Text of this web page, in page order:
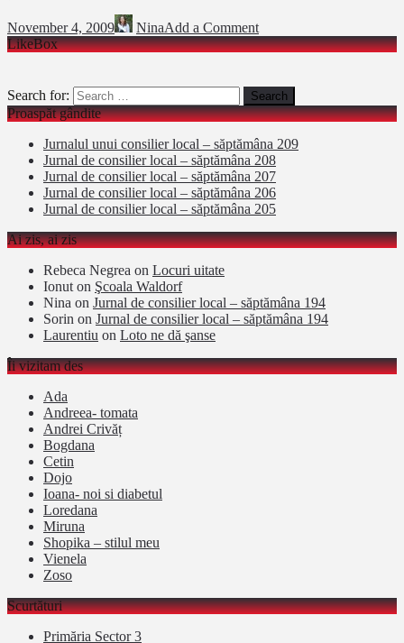
November 4, 2009 NinaAdd a Comment
LikeBox
Search for:
Proaspăt gândite
Jurnalul unui consilier local – săptămâna 209
Jurnal de consilier local – săptămâna 208
Jurnal de consilier local – săptămâna 207
Jurnal de consilier local – săptămâna 206
Jurnal de consilier local – săptămâna 205
Ai zis, ai zis
Rebeca Negrea on Locuri uitate
Ionut on Şcoala Waldorf
Nina on Jurnal de consilier local – săptămâna 194
Sorin on Jurnal de consilier local – săptămâna 194
Laurentiu on Loto ne dă şanse
Îi vizitam des
Ada
Andreea- tomata
Andrei Crivăț
Bogdana
Cetin
Dojo
Ioana- noi si diabetul
Loredana
Miruna
Shopika – stilul meu
Vienela
Zoso
Scurtături
Primăria Sector 3